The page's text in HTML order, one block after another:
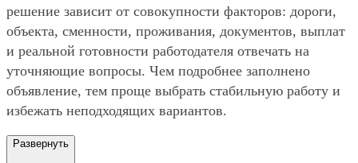
решение зависит от совокупности факторов: дороги,
объекта, сменности, проживания, документов, выплат
и реальной готовности работодателя отвечать на
уточняющие вопросы. Чем подробнее заполнено
объявление, тем проще выбрать стабильную работу и
избежать неподходящих вариантов.
Развернуть